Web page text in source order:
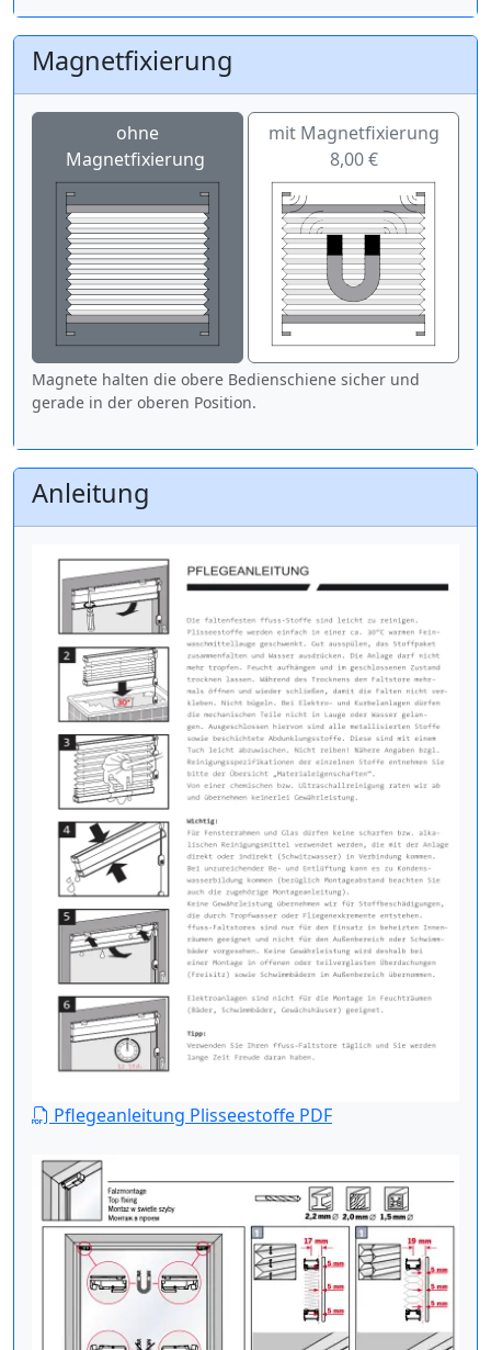
Magnetfixierung
ohne
Magnetfixierung
mit Magnetfixierung
8,00 €
Magnete halten die obere Bedienschiene sicher und
gerade in der oberen Position.
Anleitung
Pflegeanleitung Plisseestoffe PDF